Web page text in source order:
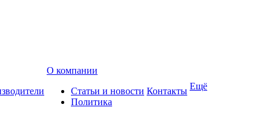
О компании
Статьи и новости
Политика
Контакты Ещё